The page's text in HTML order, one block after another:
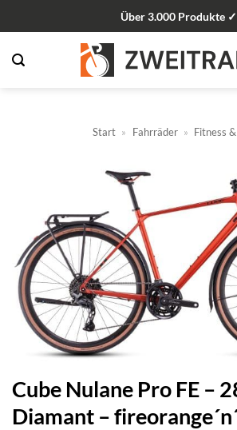
Inhalt
springen
Über 3.000 Produkte ✓
Start » Fahrräder » Fitness
Cube Nulane Pro FE –
Diamant –